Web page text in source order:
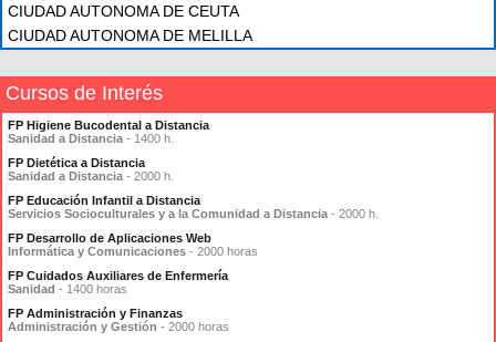
CIUDAD AUTONOMA DE CEUTA
CIUDAD AUTONOMA DE MELILLA
Cursos de Interés
FP Higiene Bucodental a Distancia
Sanidad a Distancia - 1400 h.
FP Dietética a Distancia
Sanidad a Distancia - 2000 h.
FP Educación Infantil a Distancia
Servicios Socioculturales y a la Comunidad a Distancia - 2000 h.
FP Desarrollo de Aplicaciones Web
Informática y Comunicaciones - 2000 horas
FP Cuidados Auxiliares de Enfermería
Sanidad - 1400 horas
FP Administración y Finanzas
Administración y Gestión - 2000 horas